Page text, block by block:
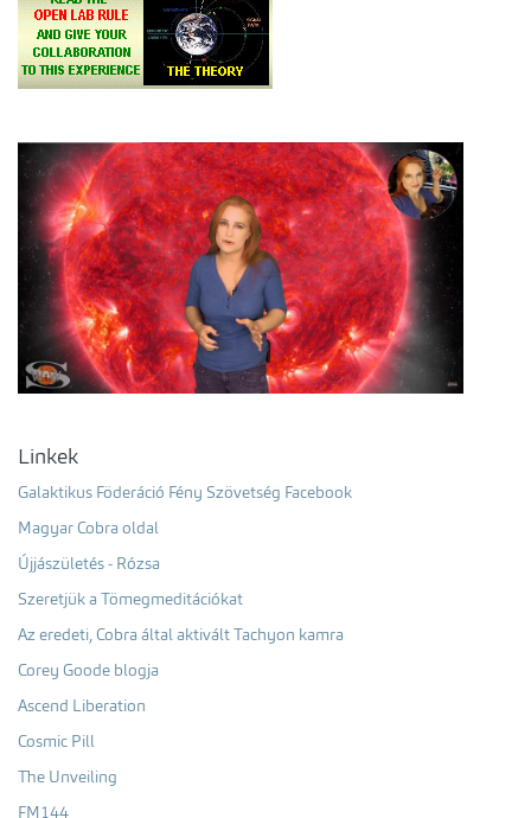
Linkek
Galaktikus Föderáció Fény Szövetség Facebook
Magyar Cobra oldal
Újjászületés - Rózsa
Szeretjük a Tömegmeditációkat
Az eredeti, Cobra által aktivált Tachyon kamra
Corey Goode blogja
Ascend Liberation
Cosmic Pill
The Unveiling
FM144